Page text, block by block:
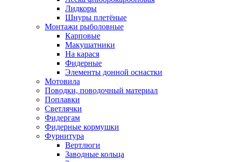
Лидкоры
Шнуры плетёные
Монтажи рыболовные
Карповые
Макушатники
На карася
Фидерные
Элементы донной оснастки
Мотовила
Поводки, поводочный материал
Поплавки
Светлячки
Фидергам
Фидерные кормушки
Фурнитура
Вертлюги
Заводные кольца